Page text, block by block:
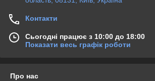
Контакти
Сьогодні працює з 10:00 до 18:00
Показати весь графік роботи
Про нас